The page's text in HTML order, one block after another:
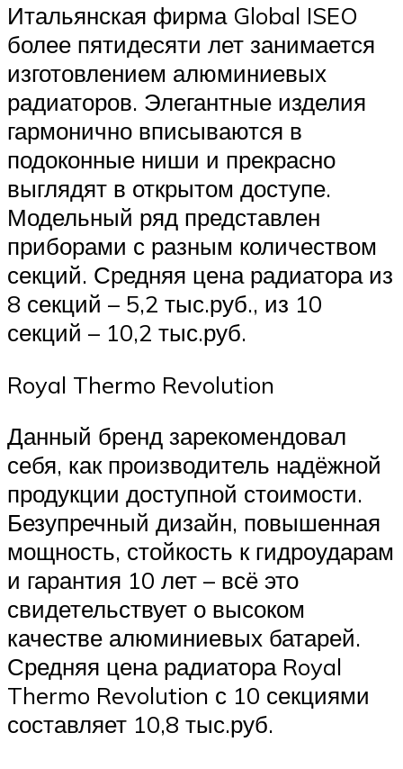
Итальянская фирма Global ISEO
более пятидесяти лет занимается
изготовлением алюминиевых
радиаторов. Элегантные изделия
гармонично вписываются в
подоконные ниши и прекрасно
выглядят в открытом доступе.
Модельный ряд представлен
приборами с разным количеством
секций. Средняя цена радиатора из
8 секций – 5,2 тыс.руб., из 10
секций – 10,2 тыс.руб.
Royal Thermo Revolution
Данный бренд зарекомендовал
себя, как производитель надёжной
продукции доступной стоимости.
Безупречный дизайн, повышенная
мощность, стойкость к гидроударам
и гарантия 10 лет – всё это
свидетельствует о высоком
качестве алюминиевых батарей.
Средняя цена радиатора Royal
Thermo Revolution с 10 секциями
составляет 10,8 тыс.руб.